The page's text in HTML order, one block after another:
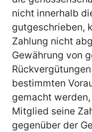
nicht innerhalb
gutgeschrieben,
Zahlung nicht
Gewährung von
bestimmten
gemacht
Mitglied seine
gegenüber der